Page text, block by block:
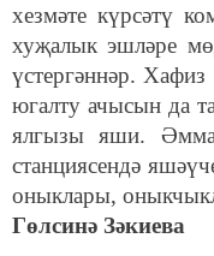
хезмәте күрсәтү
хуҗалык эшләре
үстергәннәр.
югалту ачысын да
ялгызы яши.
станциясендә
оныклары,
Гөлсинә Зәкиева